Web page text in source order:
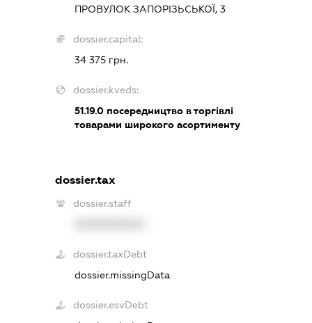
ПРОВУЛОК ЗАПОРІЗЬСЬКОЇ, 3
dossier.capital:
34 375 грн.
dossier.kveds:
51.19.0посередництво в торгівлі
товарами широкого асортименту
dossier.tax
dossier.staff
dossier.taxDebt
dossier.missingData
dossier.esvDebt